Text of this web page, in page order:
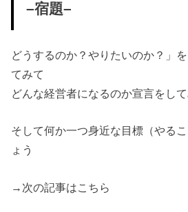
–宿題–
どうするのか？やりたいのか？」
てみて
どんな経営者になるのか宣言をし
そして何か一つ身近な目標（やる
ょう
→次の記事はこちら